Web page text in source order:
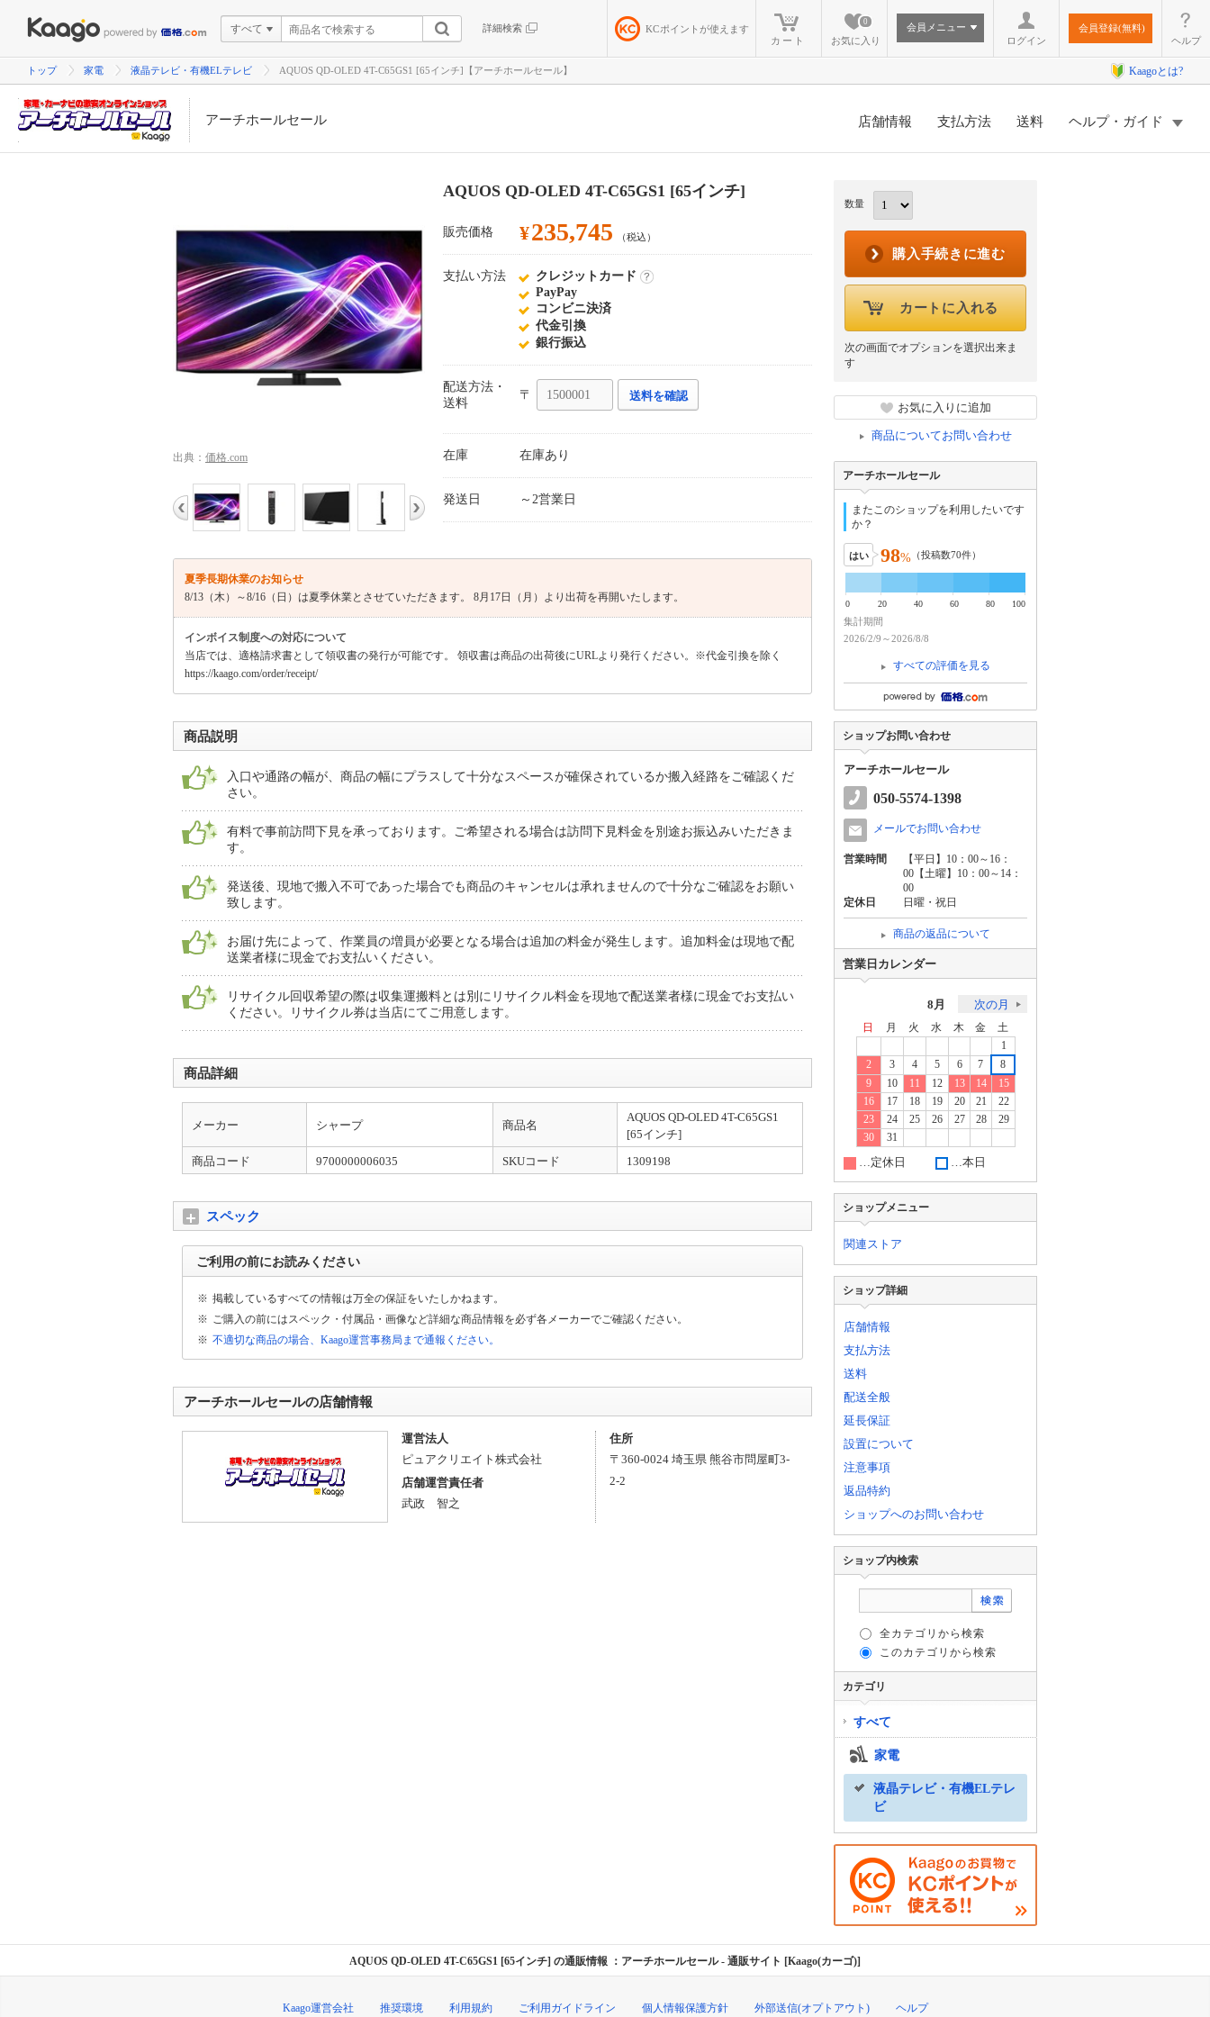
すべて 詳細検索 KCポイントが使えます
カート
お気に入り
0
会員メニュー
ログイン
会員登録(無料)
ヘルプ
トップ 家電 液晶テレビ・有機ELテレビ AQUOS QD-OLED 4T-C65GS1 [65インチ]【アーチホールセール】 Kaagoとは?
アーチホールセール 店舗情報 支払方法 送料 ヘルプ・ガイド
出典： 価格.com
AQUOS QD-OLED 4T-C65GS1 [65インチ]
販売価格 ¥235,745 （税込）
支払い方法
クレジットカード
PayPay
コンビニ決済
代金引換
銀行振込
配送方法・
送料
〒 送料を確認
在庫 在庫あり
発送日 ～2営業日
夏季長期休業のお知らせ
8/13（木）～8/16（日）は夏季休業とさせていただきます。 8月17日（月）より出荷を再開いたします。
インボイス制度への対応について
当店では、適格請求書として領収書の発行が可能です。 領収書は商品の出荷後にURLより発行ください。※代金引換を除く
https://kaago.com/order/receipt/
商品説明
入口や通路の幅が、商品の幅にプラスして十分なスペースが確保されているか搬入経路をご確認くだ
さい。
有料で事前訪問下見を承っております。ご希望される場合は訪問下見料金を別途お振込みいただきま
す。
発送後、現地で搬入不可であった場合でも商品のキャンセルは承れませんので十分なご確認をお願い
致します。
お届け先によって、作業員の増員が必要となる場合は追加の料金が発生します。追加料金は現地で配
送業者様に現金でお支払いください。
リサイクル回収希望の際は収集運搬料とは別にリサイクル料金を現地で配送業者様に現金でお支払い
ください。リサイクル券は当店にてご用意します。
商品詳細
メーカー シャープ 商品名
AQUOS QD-OLED 4T-C65GS1
[65インチ]
商品コード
9700000006035 SKUコード 1309198
スペック
ご利用の前にお読みください
※ 掲載しているすべての情報は万全の保証をいたしかねます。
※ ご購入の前にはスペック・付属品・画像など詳細な商品情報を必ず各メーカーでご確認ください。
※ 不適切な商品の場合、Kaago運営事務局まで通報ください。
アーチホールセールの店舗情報
運営法人
ピュアクリエイト株式会社
店舗運営責任者
武政 智之
住所
〒 360-0024埼玉県 熊谷市問屋町3-
2-2
数量
購入手続きに進む
カートに入れる
次の画面でオプションを選択出来ま
す
お気に入りに追加
商品についてお問い合わせ
アーチホールセール
またこのショップを利用したいです
か？
はい 98% （投稿数70件）
0 20 40 60 80 100
集計期間
2026/2/9～2026/8/8
すべての評価を見る
ショップお問い合わせ
アーチホールセール
050-5574-1398
メールでお問い合わせ
営業時間
【平日】10：00～16：
00【土曜】10：00～14：
00
定休日
日曜・祝日
商品の返品について
営業日カレンダー
8月 次の月
日 月 火 水 木 金
土
1
2
3 4 5 6 7
8
9
10 11 12 13 14
15
16
17 18 19 20 21
22
23
24 25 26 27 28
29
30
31
…定休日 …本日
ショップメニュー
関連ストア
ショップ詳細
店舗情報
支払方法
送料
配送全般
延長保証
設置について
注意事項
返品特約
ショップへのお問い合わせ
ショップ内検索
全カテゴリから検索
このカテゴリから検索
カテゴリ
すべて
家電
液晶テレビ・有機ELテレ
ビ
AQUOS QD-OLED 4T-C65GS1 [65インチ] の通販情報 ：アーチホールセール- 通販サイト [Kaago(カーゴ)]
Kaago運営会社 推奨環境 利用規約 ご利用ガイドライン 個人情報保護方針 外部送信(オプトアウト) ヘルプ